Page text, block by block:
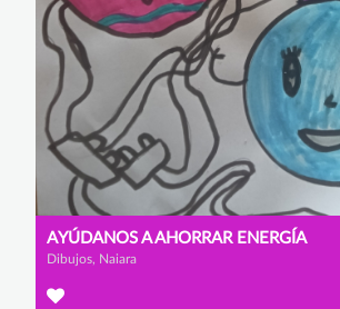
AYÚDANOS A AHORRAR ENERGÍA
Dibujos, Naiara